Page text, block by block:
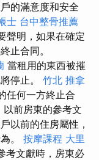
的滿意度和安全
士 台中整骨推薦
聲明，如果在確定
止合同。
當租用的東西被摧
停止。 竹北 推拿
任何一方終止合
前房東的參考文
以前的住房屬性，
。 按摩課程 大里
考文獻時，房東必